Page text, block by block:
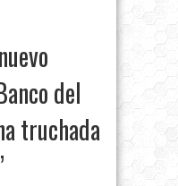
del
truchada